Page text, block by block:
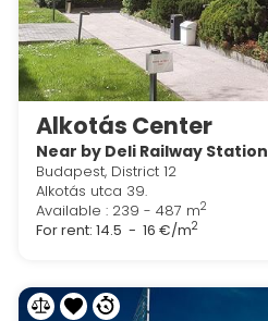
Alkotás Center
Near by Deli Railway Station
Budapest, District 12
Alkotás utca 39.
Available : 239 - 487 m2
For rent: 14.5 - 16 €/m2